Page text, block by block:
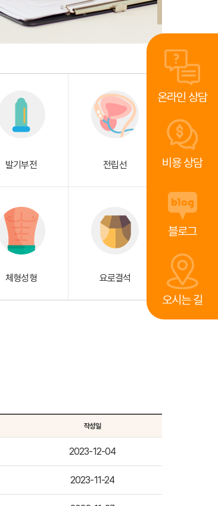
온라인 상담
비용 상담
블로그
오시는 길
발기부전 전립선
체형성형 요로결석
작성일
2023-12-04
2023-11-24